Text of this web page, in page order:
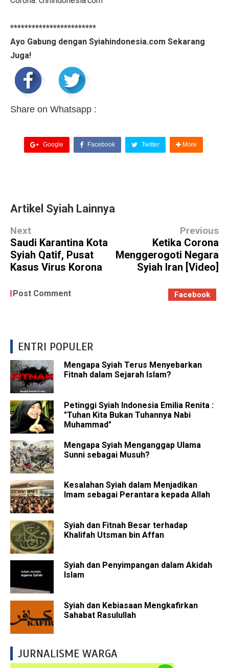
************************
Ayo Gabung dengan Syiahindonesia.com Sekarang
Juga!
Share on Whatsapp :
Google Facebook Twitter More
Artikel Syiah Lainnya
Next
Saudi Karantina Kota
Syiah Qatif, Pusat
Kasus Virus Korona
Previous
Ketika Corona
Menggerogoti Negara
Syiah Iran [Video]
Post Comment Facebook
ENTRI POPULER
Mengapa Syiah Terus Menyebarkan
Fitnah dalam Sejarah Islam?
Petinggi Syiah Indonesia Emilia Renita :
"Tuhan Kita Bukan Tuhannya Nabi
Muhammad"
Mengapa Syiah Menganggap Ulama
Sunni sebagai Musuh?
Kesalahan Syiah dalam Menjadikan
Imam sebagai Perantara kepada Allah
Syiah dan Fitnah Besar terhadap
Khalifah Utsman bin Affan
Syiah dan Penyimpangan dalam Akidah
Islam
Syiah dan Kebiasaan Mengkafirkan
Sahabat Rasulullah
JURNALISME WARGA